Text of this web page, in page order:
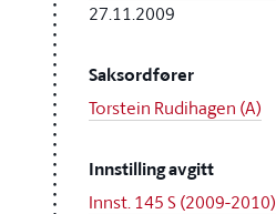
27.11.2009
Saksordfører
Torstein Rudihagen (A)
Innstilling avgitt
Innst. 145 S (2009-2010)